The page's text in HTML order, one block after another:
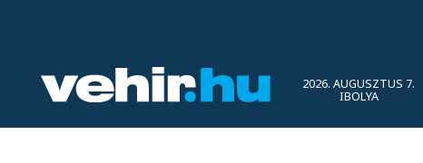
2026. AUGUSZTUS 7.
IBOLYA